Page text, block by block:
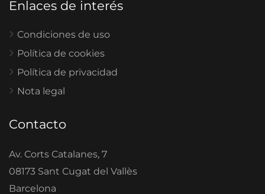
Enlaces de interés
Condiciones de uso
Política de cookies
Política de privacidad
Nota legal
Contacto
Av. Corts Catalanes, 7
08173 Sant Cugat del Vallès
Barcelona